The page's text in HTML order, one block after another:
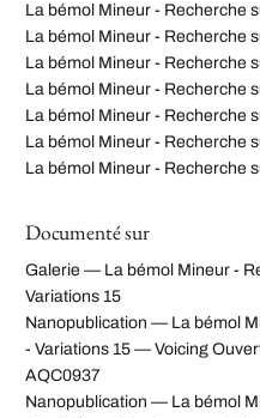
La bémol Mineur - Recherche
La bémol Mineur - Recherche
La bémol Mineur - Recherche
La bémol Mineur - Recherche
La bémol Mineur - Recherche
La bémol Mineur - Recherche
La bémol Mineur - Recherche
Documenté sur
Galerie — La bémol Mineur -
Variations 15
Nanopublication — La bémol
- Variations 15 — Voicing
AQC0937
Nanopublication — La bémol